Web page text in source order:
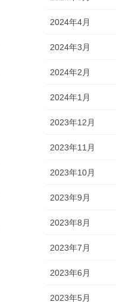
2024年4月
2024年3月
2024年2月
2024年1月
2023年12月
2023年11月
2023年10月
2023年9月
2023年8月
2023年7月
2023年6月
2023年5月